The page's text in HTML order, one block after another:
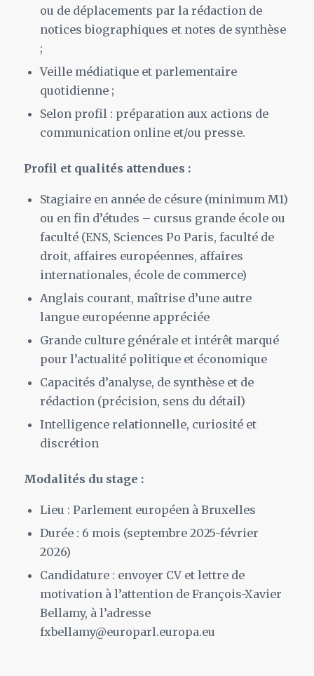
ou de déplacements par la rédaction de
notices biographiques et notes de synthèse
;
Veille médiatique et parlementaire
quotidienne ;
Selon profil : préparation aux actions de
communication online et/ou presse.
Profil et qualités attendues :
Stagiaire en année de césure (minimum M1)
ou en fin d’études – cursus grande école ou
faculté (ENS, Sciences Po Paris, faculté de
droit, affaires européennes, affaires
internationales, école de commerce)
Anglais courant, maîtrise d’une autre
langue européenne appréciée
Grande culture générale et intérêt marqué
pour l’actualité politique et économique
Capacités d’analyse, de synthèse et de
rédaction (précision, sens du détail)
Intelligence relationnelle, curiosité et
discrétion
Modalités du stage :
Lieu : Parlement européen à Bruxelles
Durée : 6 mois (septembre 2025-février
2026)
Candidature : envoyer CV et lettre de
motivation à l’attention de François-Xavier
Bellamy, à l’adresse
fxbellamy@europarl.europa.eu